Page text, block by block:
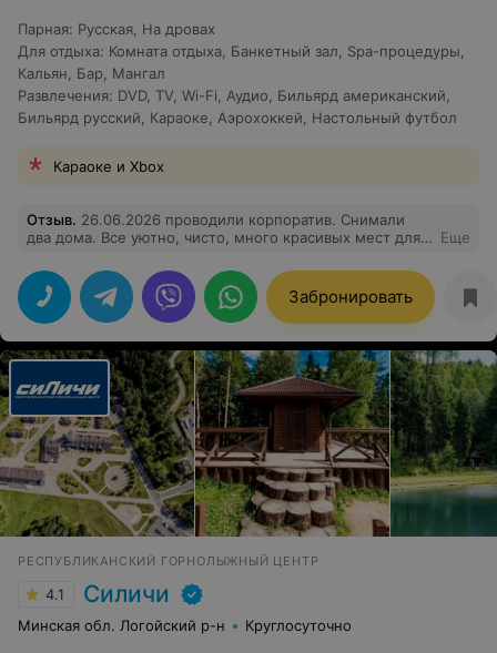
Парная: Русская На дровах
Для отдыха: Комната отдыха Банкетный зал Spa-процедуры
Кальян
Бар
Мангал
Развлечения: DVD, TV Wi-Fi Аудио Бильярд американский
Бильярд русский
Караоке Аэрохоккей Настольный футбол
Караоке и Xbox
Отзыв. 26.06.2026 проводили корпоратив. Снимали
два дома. Все уютно, чисто, много красивых мест для
второго дня в нем окунуться. Очень понравилось то,
что место спокойное. Отдельная благодарность
управляющей, Виктории! Очень профессионально и
внимательно относится к пожеланиям гостей. В общем
понравилось ВСЁ! Обязательно посетим это место
ещё.
Еще
Забронировать
РЕСПУБЛИКАНСКИЙ ГОРНОЛЫЖНЫЙ ЦЕНТР
4.1 Силичи
Минская обл. Логойский р-н Круглосуточно